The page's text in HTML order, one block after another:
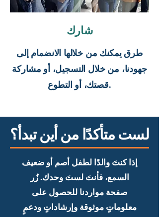
شارك
طرق يمكنك من خلالها الانضمام إلى
جهودنا، من خلال التسجيل، أو مشاركة
قصتك، أو التطوع.
لست متأكدًا من أين تبدأ؟
إذا كنتَ والدًا لطفل أصم أو ضعيف
السمع، فأنتَ لستَ وحدك. زُر
صفحة مواردنا للحصول على
معلوماتٍ موثوقة وإرشاداتٍ ودعمٍ